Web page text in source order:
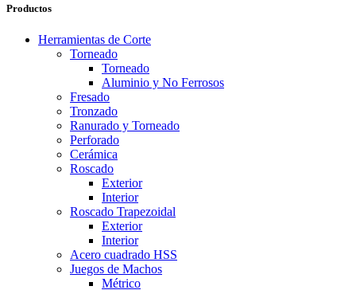
Productos
Herramientas de Corte
Torneado
Torneado
Aluminio y No Ferrosos
Fresado
Tronzado
Ranurado y Torneado
Perforado
Cerámica
Roscado
Exterior
Interior
Roscado Trapezoidal
Exterior
Interior
Acero cuadrado HSS
Juegos de Machos
Métrico